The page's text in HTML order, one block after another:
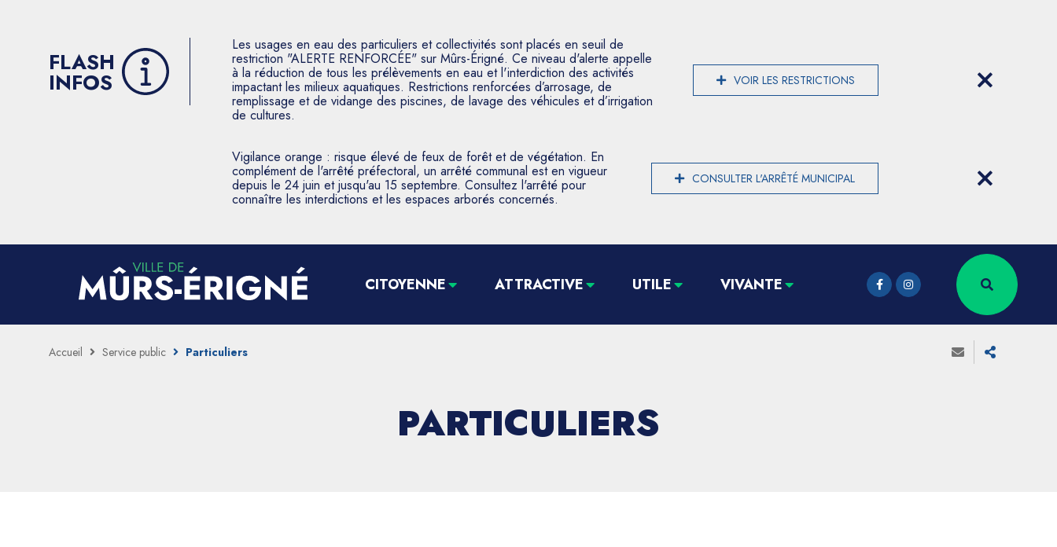
FLASH
INFOS
Les usages en eau des particuliers et collectivités sont placés en seuil de
restriction "ALERTE RENFORCÉE" sur Mûrs-Érigné. Ce niveau d'alerte appelle
à la réduction de tous les prélèvements en eau et l'interdiction des activités
impactant les milieux aquatiques. Restrictions renforcées d’arrosage, de
remplissage et de vidange des piscines, de lavage des véhicules et d’irrigation
de cultures.
VOIR LES RESTRICTIONS
Vigilance orange : risque élevé de feux de forêt et de végétation. En
complément de l'arrêté préfectoral, un arrêté communal est en vigueur
depuis le 24 juin et jusqu'au 15 septembre. Consultez l'arrêté pour
connaître les interdictions et les espaces arborés concernés.
CONSULTER L'ARRÊTÉ MUNICIPAL
CITOYENNE ATTRACTIVE UTILE VIVANTE
Accueil Service public Particuliers
PARTICULIERS